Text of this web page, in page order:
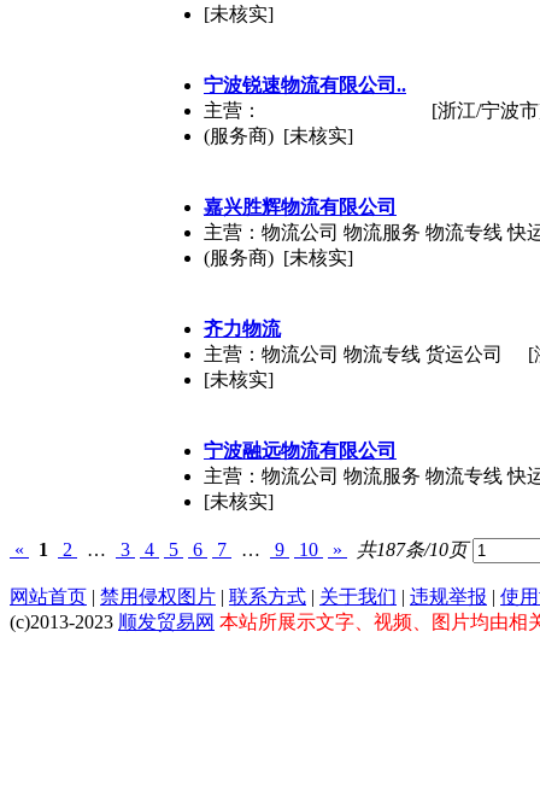
[未核实]
宁波锐速物流有限公司..
主营：
(服务商) [未核实]
[浙江/宁波
嘉兴胜辉物流有限公司
主营：物流公司 物流服务 物流专线 快
(服务商) [未核实]
齐力物流
主营：物流公司 物流专线 货运公司
[未核实]
[
宁波融远物流有限公司
主营：物流公司 物流服务 物流专线 快
[未核实]
« 1 2 … 3 4 5 6 7 … 9 10 » 共187条/10页
网站首页 | 禁用侵权图片 | 联系方式 | 关于我们 | 违规举报 | 使
(c)2013-2023 顺发贸易网 本站所展示文字、视频、图片均由相